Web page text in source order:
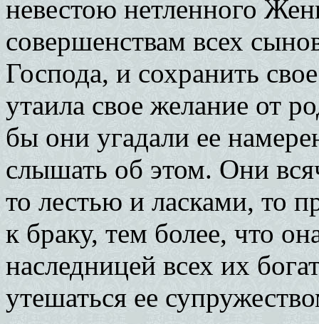
невестою нетленного
совершенствам всех
Господа, и сохранить
утаила свое желание от
бы они угадали ее
слышать об этом. Они
то лестью и ласками, то
к браку, тем более, что
наследницей всех их
утешаться ее